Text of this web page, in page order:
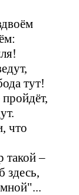
тут!
что
такой –
здесь,